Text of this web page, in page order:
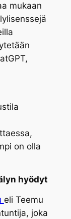
mukaan
on olla
hyödyt
eli Teemu
joka